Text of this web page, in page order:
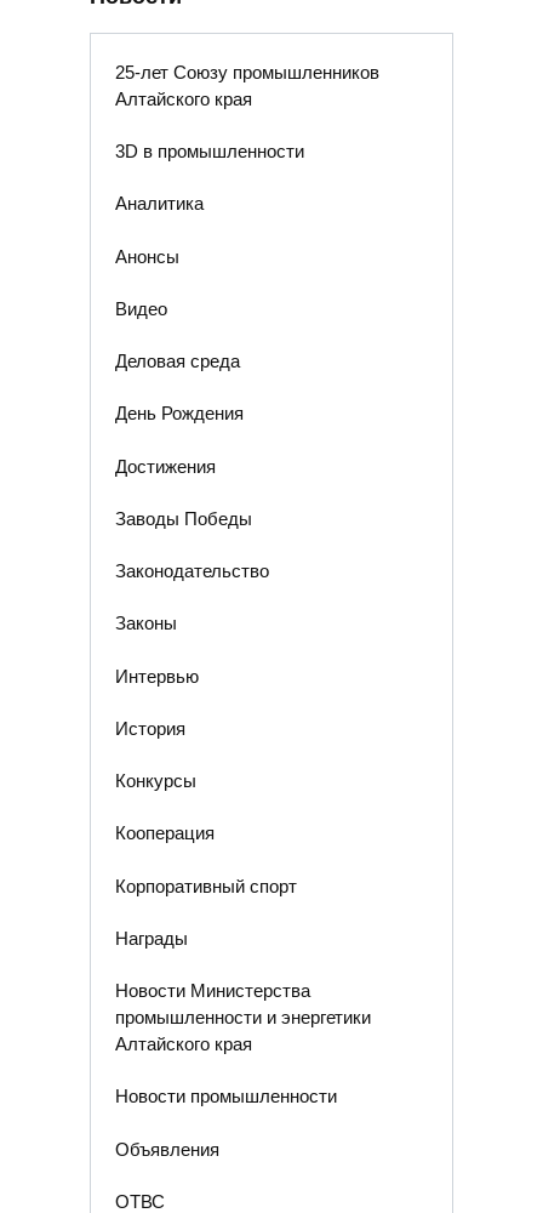
25-лет Союзу промышленников
Алтайского края
3D в промышленности
Аналитика
Анонсы
Видео
Деловая среда
День Рождения
Достижения
Заводы Победы
Законодательство
Законы
Интервью
История
Конкурсы
Кооперация
Корпоративный спорт
Награды
Новости Министерства
промышленности и энергетики
Алтайского края
Новости промышленности
Объявления
ОТВС